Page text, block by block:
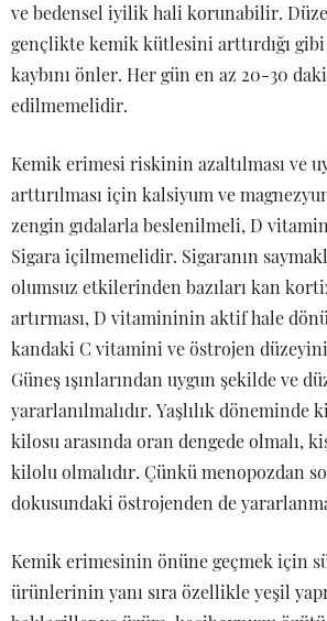
ve bedensel iyilik hali korunabilir.
gençlikte kemik kütlesini arttırdığı gibi
kaybını önler. Her gün en az 20-30
edilmemelidir.
Kemik erimesi riskinin azaltılması ve
arttırılması için kalsiyum ve
zengin gıdalarla beslenilmeli, D
Sigara içilmemelidir. Sigaranın
olumsuz etkilerinden bazıları kan
artırması, D vitamininin aktif hale
kandaki C vitamini ve östrojen
Güneş ışınlarından uygun şekilde ve
yararlanılmalıdır. Yaşlılık döneminde
kilosu arasında oran dengede olmalı,
kilolu olmalıdır. Çünkü menopozdan
dokusundaki östrojenden de
Kemik erimesinin önüne geçmek için
ürünlerinin yanı sıra özellikle yeşil